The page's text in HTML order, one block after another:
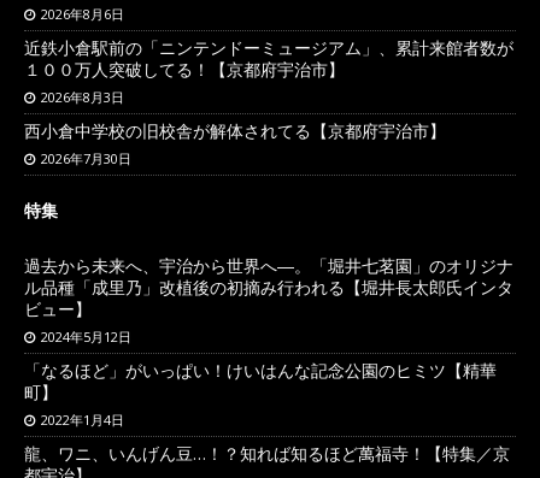
2026年8月6日
近鉄小倉駅前の「ニンテンドーミュージアム」、累計来館者数が
１００万人突破してる！【京都府宇治市】
2026年8月3日
西小倉中学校の旧校舎が解体されてる【京都府宇治市】
2026年7月30日
特集
過去から未来へ、宇治から世界へ―。「堀井七茗園」のオリジナ
ル品種「成里乃」改植後の初摘み行われる【堀井長太郎氏インタ
ビュー】
2024年5月12日
「なるほど」がいっぱい！けいはんな記念公園のヒミツ【精華
町】
2022年1月4日
龍、ワニ、いんげん豆…！？知れば知るほど萬福寺！【特集／京